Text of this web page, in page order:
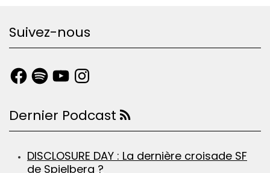
Suivez-nous
Dernier Podcast
DISCLOSURE DAY : La dernière croisade SF
de Spielberg ?